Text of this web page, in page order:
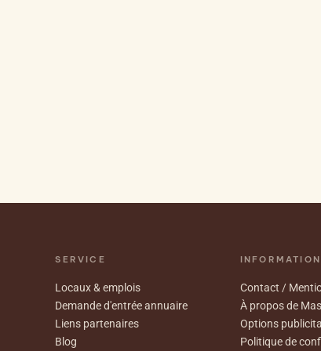
SERVICE
Locaux & emplois
Demande d'entrée annuaire
Liens partenaires
Blog
Contact /
À propos de
Options
Politique de